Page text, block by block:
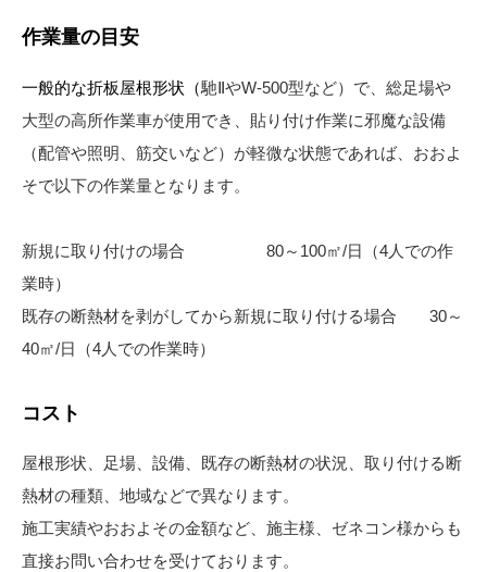
作業量の目安
一般的な折板屋根形状（馳ⅡやW-500型など）で、総足場や
大型の高所作業車が使用でき、貼り付け作業に邪魔な設備
（配管や照明、筋交いなど）が軽微な状態であれば、おおよ
そで以下の作業量となります。
新規に取り付けの場合 80～100㎡/日（4人での作
業時）
既存の断熱材を剥がしてから新規に取り付ける場合 30～
40㎡/日（4人での作業時）
コスト
屋根形状、足場、設備、既存の断熱材の状況、取り付ける断
熱材の種類、地域などで異なります。
施工実績やおおよその金額など、施主様、ゼネコン様からも
直接お問い合わせを受けております。